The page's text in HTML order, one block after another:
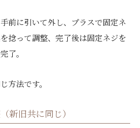
前に引いて外し、プラスで固定ネ
捻って調整、完了後は固定ネジを
了。
方法です。
新旧共に同じ）